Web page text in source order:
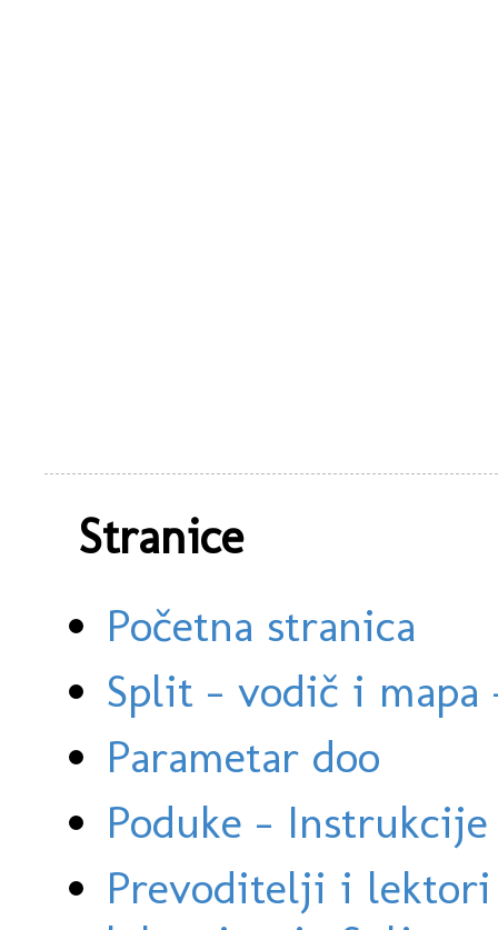
Stranice
Početna stranica
Split - vodič i
Parametar doo
Poduke -
Prevoditelji i